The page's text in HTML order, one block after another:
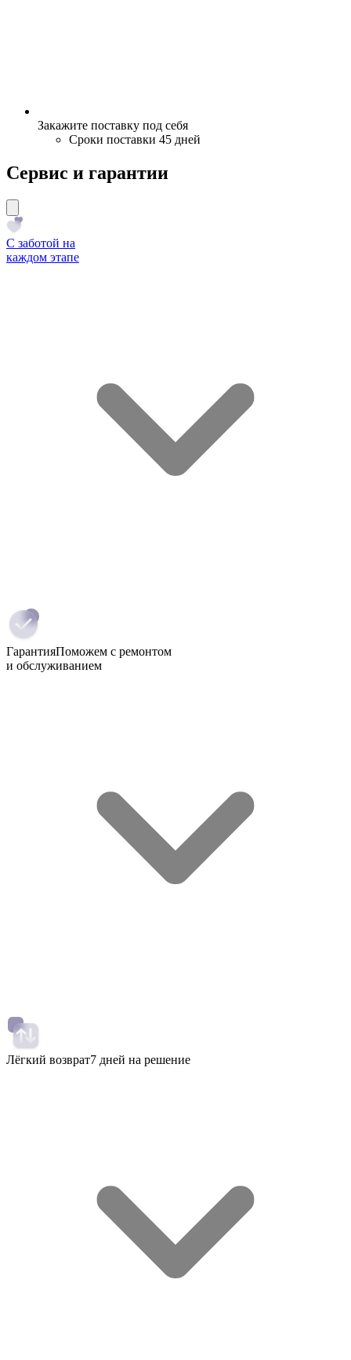
Закажите поставку под себя
Сроки поставки 45 дней
Сервис и гарантии
С заботой на
каждом этапе
ГарантияПоможем с ремонтом
и обслуживанием
Лёгкий возврат7 дней на решение